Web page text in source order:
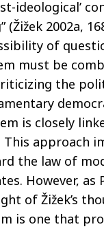
ideological’
(Žižek 2002a,
of
must be
the
is closely
This approach
the law of
However, as
of Žižek’s
is one that